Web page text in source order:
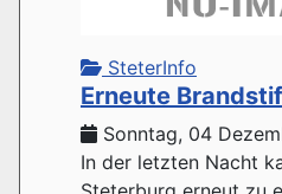
SteterInfo
Erneute
Sonntag, 04
In der letzten Nacht